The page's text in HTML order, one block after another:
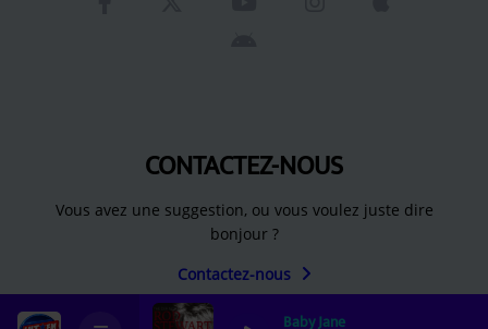
Baby Jane
CONTACTEZ-NOUS
Vous avez une suggestion, ou vous voulez juste dire
bonjour ?
Contactez-nous